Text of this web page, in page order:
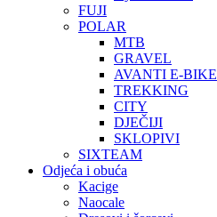
FUJI
POLAR
MTB
GRAVEL
AVANTI E-BIKE
TREKKING
CITY
DJEČIJI
SKLOPIVI
SIXTEAM
Odjeća i obuća
Kacige
Naocale